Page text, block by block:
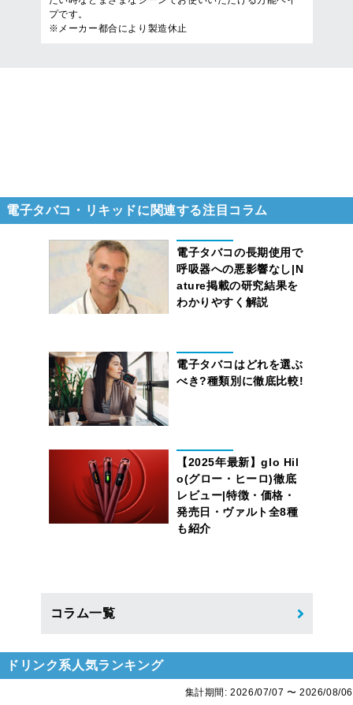
プです。
※メーカー都合により製造休止
電子タバコ・リキッドに関連する注目コラム
電子タバコの長期使用で
呼吸器への悪影響なし|N
ature掲載の研究結果を
わかりやすく解説
電子タバコはどれを選ぶ
べき?種類別に徹底比較!
【2025年最新】glo Hil
o(グロー・ヒーロ)徹底
レビュー|特徴・価格・
発売日・ヴァルト全8種
も紹介
コラム一覧
ドリンク系人気ランキング
集計期間: 2026/07/07 〜 2026/08/06